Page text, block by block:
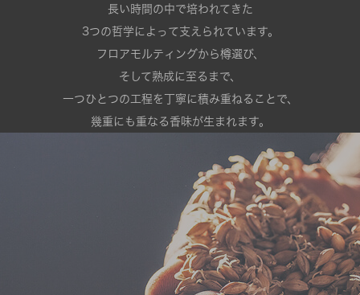
長い時間の中で培われてきた
3つの哲学によって支えられています。
フロアモルティングから樽選び、
そして熟成に至るまで、
一つひとつの工程を丁寧に積み重ねることで、
幾重にも重なる香味が生まれます。